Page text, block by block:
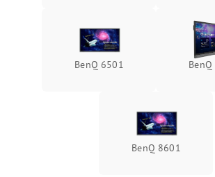
BenQ 6501
BenQ 8601